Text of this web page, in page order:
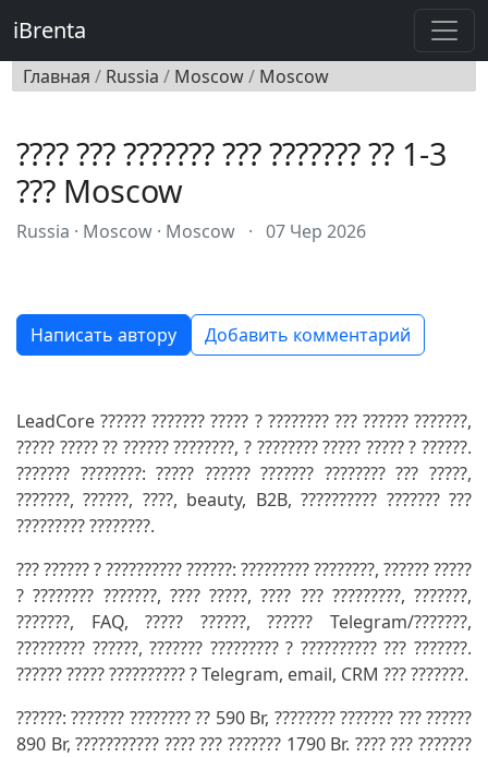
iBrenta
Главная / Russia / Moscow/ Moscow
???? ??? ??????? ??? ??????? ?? 1-3
??? Moscow
Russia · Moscow · Moscow · 07 Чер 2026
Написать автору Добавить комментарий
LeadCore ?????? ??????? ????? ? ???????? ??? ?????? ???????,
????? ????? ?? ?????? ????????, ? ???????? ????? ????? ? ??????.
??????? ????????: ????? ?????? ??????? ???????? ??? ?????,
???????, ??????, ????, beauty, B2B, ?????????? ??????? ???
????????? ????????.
??? ?????? ? ?????????? ??????: ????????? ????????, ?????? ?????
? ???????? ???????, ???? ?????, ???? ??? ?????????, ???????,
???????, FAQ, ????? ??????, ?????? Telegram/???????,
????????? ??????, ??????? ????????? ? ?????????? ??? ???????.
?????? ????? ?????????? ? Telegram, email, CRM ??? ???????.
??????: ??????? ???????? ?? 590 Br, ???????? ??????? ??? ??????
890 Br, ??????????? ???? ??? ??????? 1790 Br. ???? ??? ???????